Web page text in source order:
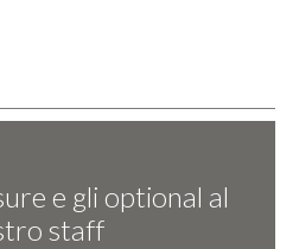
e gli optional al
staff